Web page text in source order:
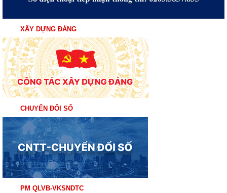
XÂY DỰNG ĐẢNG
CHUYỂN ĐỔI SỐ
PM QLVB-VKSNDTC